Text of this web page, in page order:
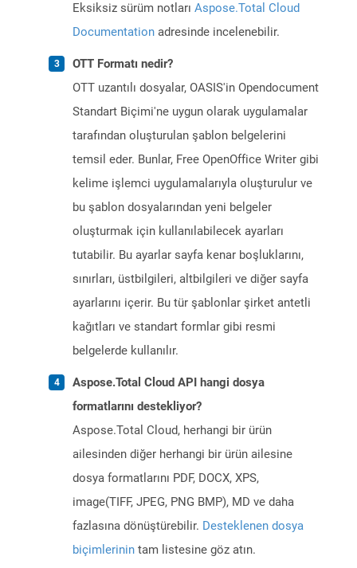
Eksiksiz sürüm notları Aspose.Total Cloud
Documentation adresinde incelenebilir.
OTT Formatı nedir?
OTT uzantılı dosyalar, OASIS'in Opendocument
Standart Biçimi'ne uygun olarak uygulamalar
tarafından oluşturulan şablon belgelerini
temsil eder. Bunlar, Free OpenOffice Writer gibi
kelime işlemci uygulamalarıyla oluşturulur ve
bu şablon dosyalarından yeni belgeler
oluşturmak için kullanılabilecek ayarları
tutabilir. Bu ayarlar sayfa kenar boşluklarını,
sınırları, üstbilgileri, altbilgileri ve diğer sayfa
ayarlarını içerir. Bu tür şablonlar şirket antetli
kağıtları ve standart formlar gibi resmi
belgelerde kullanılır.
Aspose.Total Cloud API hangi dosya
formatlarını destekliyor?
Aspose.Total Cloud, herhangi bir ürün
ailesinden diğer herhangi bir ürün ailesine
dosya formatlarını PDF, DOCX, XPS,
image(TIFF, JPEG, PNG BMP), MD ve daha
fazlasına dönüştürebilir. Desteklenen dosya
biçimlerinin tam listesine göz atın.